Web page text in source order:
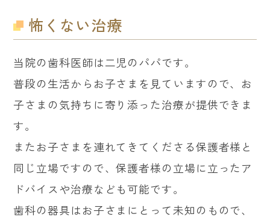
怖くない治療
当院の歯科医師は二児のパパです。
普段の生活からお子さまを見ていますので、お
子さまの気持ちに寄り添った治療が提供できま
す。
またお子さまを連れてきてくださる保護者様と
同じ立場ですので、保護者様の立場に立ったア
ドバイスや治療なども可能です。
歯科の器具はお子さまにとって未知のもので、